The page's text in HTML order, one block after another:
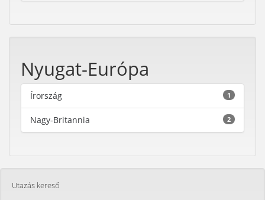
Nyugat-Európa
1
Írország
2
Nagy-Britannia
Utazás kereső